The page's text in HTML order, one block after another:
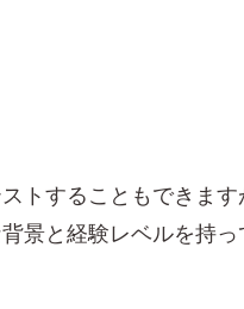
トすることもできま
景と経験レベルを持